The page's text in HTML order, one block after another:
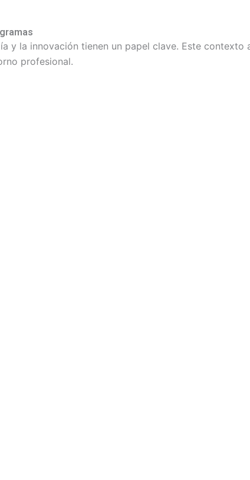
y la innovación tienen un papel clave. Este
profesional.